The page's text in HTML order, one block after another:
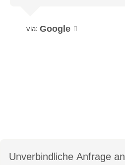
via: Google
Unverbindliche Anfrage an